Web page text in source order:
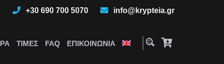
+30 690 700 5070 info@krypteia.gr
ΤΙΜΈΣ FAQ ΕΠΙΚΟΙΝΩΝΊΑ